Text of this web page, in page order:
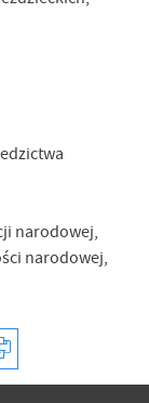
narodowej,
narodowej,